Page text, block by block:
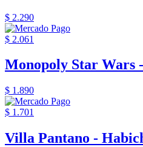
$ 2.290
$ 2.061
Monopoly Star Wars
$ 1.890
$ 1.701
Villa Pantano -